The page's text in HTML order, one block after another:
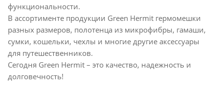
функциональности.
В ассортименте продукции Green Hermit гермомешки
разных размеров, полотенца из микрофибры, гамаши,
сумки, кошельки, чехлы и многие другие аксессуары
для путешественников.
Сегодня Green Hermit – это качество, надежность и
долговечность!